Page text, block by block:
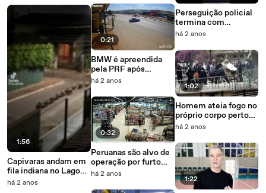
no sentido Pistão Sul
1:56
Capivaras andam em
fila indiana no Lago
Sul
há 2 anos
0:21
BMW é apreendida
pela PRF após
manobras perigosas
há 2 anos
0:32
Peruanas são alvo de
operação por furto
em supermercado no
há 2 anos
Perseguição policial
termina com
criminoso baleado e
apreendidos
há 2 anos
1:02
Homem ateia fogo no
próprio corpo perto
do tribunal onde
julgado
há 2 anos
1:22